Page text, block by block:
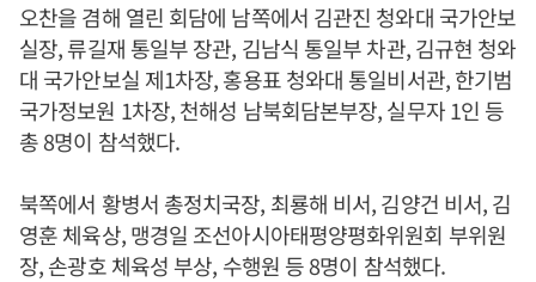
오찬을 겸해 열린 회담에 남쪽에서 김관진 청와대 국가안보
실장, 류길재 통일부 장관, 김남식 통일부 차관, 김규현 청와
대 국가안보실 제1차장, 홍용표 청와대 통일비서관, 한기범
국가정보원 1차장, 천해성 남북회담본부장, 실무자 1인 등
총 8명이 참석했다.
북쪽에서 황병서 총정치국장, 최룡해 비서, 김양건 비서, 김
영훈 체육상, 맹경일 조선아시아태평양평화위원회 부위원
장, 손광호 체육성 부상, 수행원 등 8명이 참석했다.